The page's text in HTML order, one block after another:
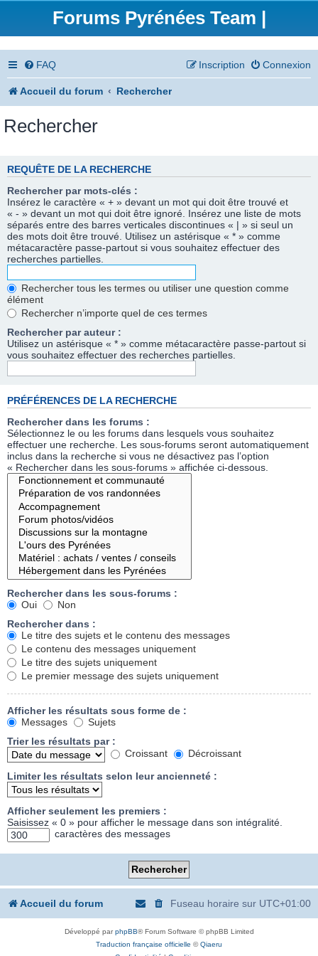
Forums Pyrénées Team |
FAQ Connexion
Inscription
Accueil du forum Rechercher
Rechercher
REQUÊTE DE LA RECHERCHE
Rechercher par mots-clés :
Insérez le caractère « + » devant un mot qui doit être trouvé et
« - » devant un mot qui doit être ignoré. Insérez une liste de mots
séparés entre des barres verticales discontinues « | » si seul un
des mots doit être trouvé. Utilisez un astérisque « * » comme
métacaractère passe-partout si vous souhaitez effectuer des
recherches partielles.
Rechercher tous les termes ou utiliser une question comme
élément
Rechercher n’importe quel de ces termes
Rechercher par auteur :
Utilisez un astérisque « * » comme métacaractère passe-partout si
vous souhaitez effectuer des recherches partielles.
PRÉFÉRENCES DE LA RECHERCHE
Rechercher dans les forums :
Sélectionnez le ou les forums dans lesquels vous souhaitez
effectuer une recherche. Les sous-forums seront automatiquement
inclus dans la recherche si vous ne désactivez pas l’option
« Rechercher dans les sous-forums » affichée ci-dessous.
Rechercher dans les sous-forums :
Oui
Non
Rechercher dans :
Le titre des sujets et le contenu des messages
Le contenu des messages uniquement
Le titre des sujets uniquement
Le premier message des sujets uniquement
Afficher les résultats sous forme de :
Messages
Sujets
Trier les résultats par :
Croissant
Décroissant
Limiter les résultats selon leur ancienneté :
Afficher seulement les premiers :
Saisissez « 0 » pour afficher le message dans son intégralité.
caractères des messages
Accueil du forum Fuseau horaire sur UTC+01:00
Développé parphpBB® Forum Software © phpBB Limited
Traduction française officielle ©Qiaeru